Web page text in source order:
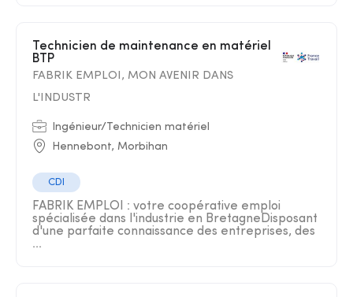
BTP
FABRIK EMPLOI, MON AVENIR DANS
L'INDUSTR
Ingénieur/Technicien matériel
Hennebont, Morbihan
CDI
FABRIK EMPLOI : votre coopérative emploi
spécialisée dans l'industrie en BretagneDisposant
d'une parfaite connaissance des entreprises, des
...